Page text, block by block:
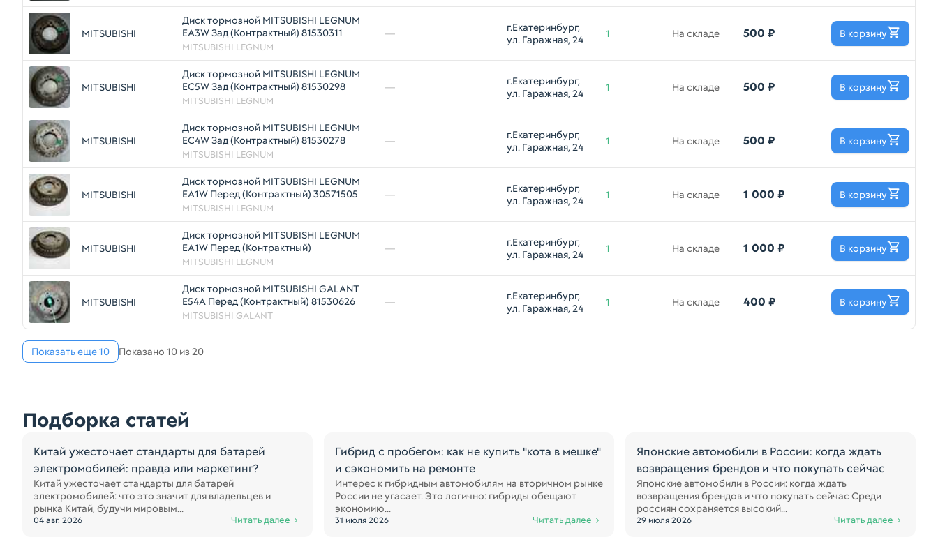
MITSUBISHI
Диск тормозной MITSUBISHI LEGNUM
EA3W Зад (Контрактный) 81530311
MITSUBISHI LEGNUM
—
г.Екатеринбург,
ул. Гаражная, 24
1 На складе 500 ₽ В корзину
MITSUBISHI
Диск тормозной MITSUBISHI LEGNUM
EC5W Зад (Контрактный) 81530298
MITSUBISHI LEGNUM
—
г.Екатеринбург,
ул. Гаражная, 24
1 На складе 500 ₽ В корзину
MITSUBISHI
Диск тормозной MITSUBISHI LEGNUM
EC4W Зад (Контрактный) 81530278
MITSUBISHI LEGNUM
—
г.Екатеринбург,
ул. Гаражная, 24
1 На складе 500 ₽ В корзину
MITSUBISHI
Диск тормозной MITSUBISHI LEGNUM
EA1W Перед (Контрактный) 30571505
MITSUBISHI LEGNUM
—
г.Екатеринбург,
ул. Гаражная, 24
1 На складе 1 000 ₽ В корзину
MITSUBISHI
Диск тормозной MITSUBISHI LEGNUM
EA1W Перед (Контрактный)
MITSUBISHI LEGNUM
—
г.Екатеринбург,
ул. Гаражная, 24
1 На складе 1 000 ₽ В корзину
MITSUBISHI
Диск тормозной MITSUBISHI GALANT
E54A Перед (Контрактный) 81530626
MITSUBISHI GALANT
—
г.Екатеринбург,
ул. Гаражная, 24
1 На складе 400 ₽ В корзину
Показать еще 10 Показано 10 из 20
Подборка статей
Китай ужесточает стандарты для батарей
электромобилей: правда или маркетинг?
Китай ужесточает стандарты для батарей
электромобилей: что это значит для владельцев и
рынка Китай, будучи мировым...
04 авг. 2026 Читать далее
Гибрид с пробегом: как не купить "кота в мешке"
и сэкономить на ремонте
Интерес к гибридным автомобилям на вторичном рынке
России не угасает. Это логично: гибриды обещают
экономию...
31 июля 2026 Читать далее
Японские автомобили в России: когда ждать
возвращения брендов и что покупать сейчас
Японские автомобили в России: когда ждать
возвращения брендов и что покупать сейчас Среди
россиян сохраняется высокий...
29 июля 2026 Читать далее